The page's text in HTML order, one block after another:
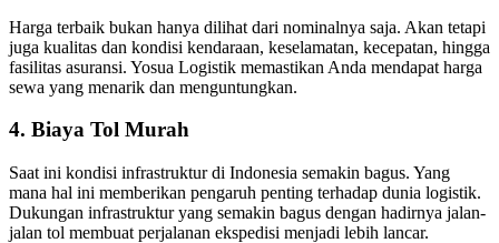
Harga terbaik bukan hanya dilihat dari nominalnya saja. Akan tetapi
juga kualitas dan kondisi kendaraan, keselamatan, kecepatan, hingga
fasilitas asuransi. Yosua Logistik memastikan Anda mendapat harga
sewa yang menarik dan menguntungkan.
4. Biaya Tol Murah
Saat ini kondisi infrastruktur di Indonesia semakin bagus. Yang
mana hal ini memberikan pengaruh penting terhadap dunia logistik.
Dukungan infrastruktur yang semakin bagus dengan hadirnya jalan-
jalan tol membuat perjalanan ekspedisi menjadi lebih lancar.